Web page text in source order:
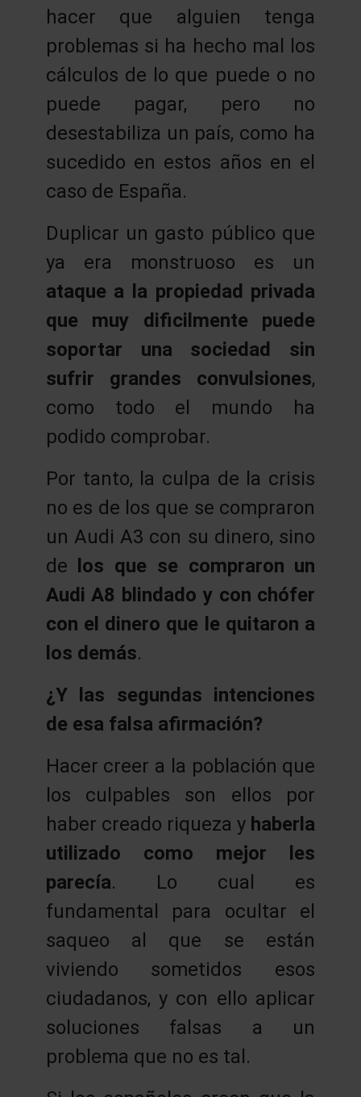
hacer que alguien tenga
problemas si ha hecho mal los
cálculos de lo que puede o no
puede pagar, pero no
desestabiliza un país, como ha
sucedido en estos años en el
caso de España.
Duplicar un gasto público que
ya era monstruoso es un
ataque a la propiedad privada
que muy dificilmente puede
soportar una sociedad sin
sufrir grandes convulsiones,
como todo el mundo ha
podido comprobar.
Por tanto, la culpa de la crisis
no es de los que se compraron
un Audi A3 con su dinero, sino
de los que se compraron un
Audi A8 blindado y con chófer
con el dinero que le quitaron a
los demás.
¿Y las segundas intenciones
de esa falsa afirmación?
Hacer creer a la población que
los culpables son ellos por
haber creado riqueza y haberla
utilizado como mejor les
parecía. Lo cual es
fundamental para ocultar el
saqueo al que se están
viviendo sometidos esos
ciudadanos, y con ello aplicar
soluciones falsas a un
problema que no es tal.